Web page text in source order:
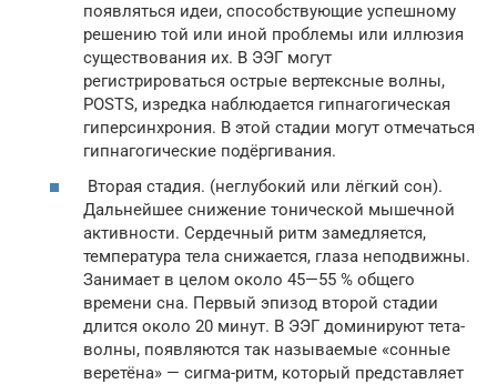
появляться идеи, способствующие успешному
решению той или иной проблемы или иллюзия
существования их. В ЭЭГ могут
регистрироваться острые вертексные волны,
POSTS, изредка наблюдается гипнагогическая
гиперсинхрония. В этой стадии могут отмечаться
гипнагогические подёргивания.
Вторая стадия. (неглубокий или лёгкий сон).
Дальнейшее снижение тонической мышечной
активности. Сердечный ритм замедляется,
температура тела снижается, глаза неподвижны.
Занимает в целом около 45—55 % общего
времени сна. Первый эпизод второй стадии
длится около 20 минут. В ЭЭГ доминируют тета-
волны, появляются так называемые «сонные
веретёна» — сигма-ритм, который представляет